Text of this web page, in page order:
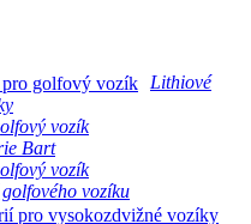
Lithiové
vozík
Bart
vozík
vozíku